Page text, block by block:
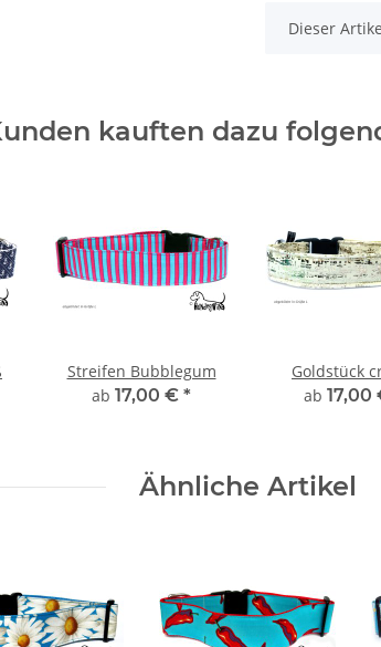
x
Dieser
kauften dazu
Streifen Bubblegum
ab 17,00 € *
Goldstück
ab 17,00
Ähnliche Artikel